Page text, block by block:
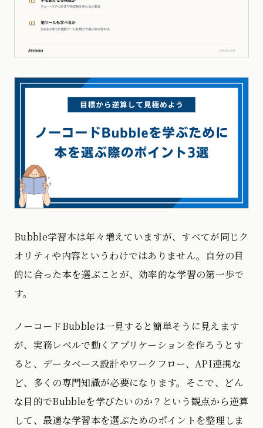
Bubble学習本は年々増えていますが、すべてが同じク
オリティや内容というわけではありません。自分の目
的に合った本を選ぶことが、効率的な学習の第一歩で
す。
ノーコードBubbleは一見すると簡単そうに見えます
が、実務レベルで動くアプリケーションを作ろうとす
ると、データベース設計やワークフロー、API連携な
ど、多くの専門知識が必要になります。そこで、どん
な目的でBubbleを学びたいのか？という観点から逆算
して、最適な学習本を選ぶためのポイントを整理しま